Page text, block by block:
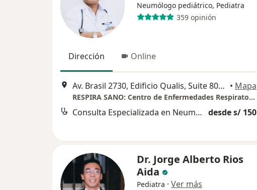
Neumólogo pediátrico, Pediatra
359 opinión
Dirección Online
Av. Brasil 2730, Edificio Qualis, Suite 803 (Frente al Hospital de la Policia), Pueblo Libre • Mapa
RESPIRA SANO: Centro de Enfermedades Respiratorias
Consulta Especializada en Neumología pediátrica desde s/ 150
Dr. Jorge Alberto Rios
Aida
Pediatra · Ver más